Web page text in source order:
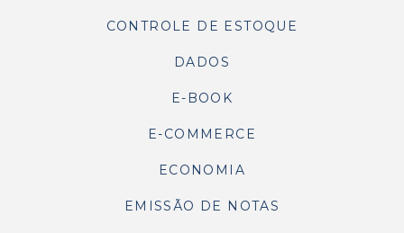
CONTROLE DE ESTOQUE
DADOS
E-BOOK
E-COMMERCE
ECONOMIA
EMISSÃO DE NOTAS